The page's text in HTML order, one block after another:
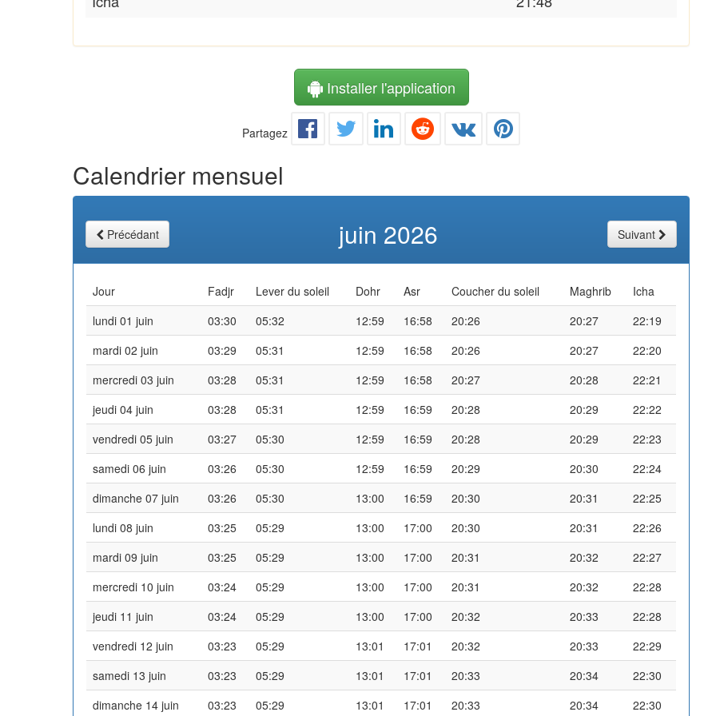
Installer l'application
Partagez
Calendrier mensuel
Précédant juin 2026 Suivant
Jour Fadjr Lever du soleil Dohr Asr Coucher du soleil Maghrib
Icha
lundi 01 juin
03:30 05:32 12:59 16:58 20:26 20:27
22:19
mardi 02 juin
03:29 05:31 12:59 16:58 20:26 20:27
22:20
mercredi 03 juin
03:28 05:31 12:59 16:58 20:27 20:28
22:21
jeudi 04 juin
03:28 05:31 12:59 16:59 20:28 20:29
22:22
vendredi 05 juin
03:27 05:30 12:59 16:59 20:28 20:29
22:23
samedi 06 juin
03:26 05:30 12:59 16:59 20:29 20:30
22:24
dimanche 07 juin
03:26 05:30 13:00 16:59 20:30 20:31
22:25
lundi 08 juin
03:25 05:29 13:00 17:00 20:30 20:31
22:26
mardi 09 juin
03:25 05:29 13:00 17:00 20:31 20:32
22:27
mercredi 10 juin
03:24 05:29 13:00 17:00 20:31 20:32
22:28
jeudi 11 juin
03:24 05:29 13:00 17:00 20:32 20:33
22:28
vendredi 12 juin
03:23 05:29 13:01 17:01 20:32 20:33
22:29
samedi 13 juin
03:23 05:29 13:01 17:01 20:33 20:34
22:30
dimanche 14 juin
03:23 05:29 13:01 17:01 20:33 20:34 22:30